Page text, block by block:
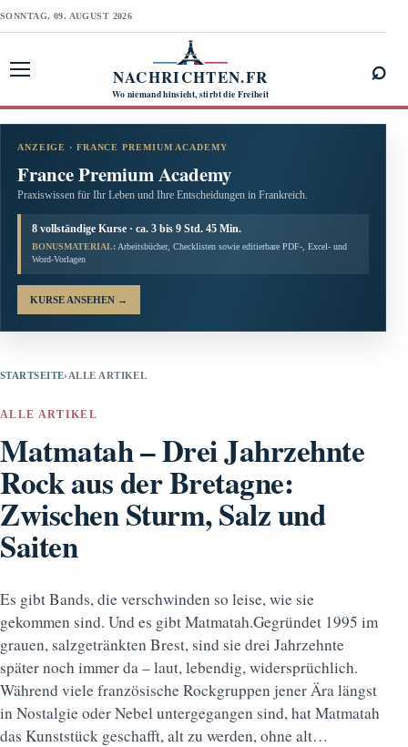
SONNTAG, 09. AUGUST 2026
NACHRICHTEN.FR
Wo niemand hinsieht, stirbt die Freiheit
⌕
ANZEIGE · FRANCE PREMIUM ACADEMY
France Premium Academy
Praxiswissen für Ihr Leben und Ihre Entscheidungen in Frankreich.
8 vollständige Kurse · ca. 3 bis 9 Std. 45 Min.
BONUSMATERIAL: Arbeitsbücher, Checklisten sowie editierbare PDF-, Excel- und
Word-Vorlagen
KURSE ANSEHEN →
STARTSEITE› ALLE ARTIKEL
ALLE ARTIKEL
Matmatah – Drei Jahrzehnte
Rock aus der Bretagne:
Zwischen Sturm, Salz und
Saiten
Es gibt Bands, die verschwinden so leise, wie sie
gekommen sind. Und es gibt Matmatah.Gegründet 1995 im
grauen, salzgetränkten Brest, sind sie drei Jahrzehnte
später noch immer da – laut, lebendig, widersprüchlich.
Während viele französische Rockgruppen jener Ära längst
in Nostalgie oder Nebel untergegangen sind, hat Matmatah
das Kunststück geschafft, alt zu werden, ohne alt…